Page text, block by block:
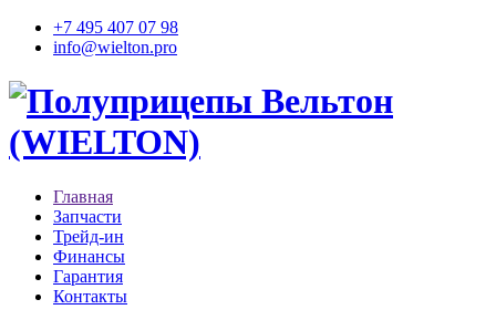
+7 495 407 07 98
info@wielton.pro
Главная
Запчасти
Трейд-ин
Финансы
Гарантия
Контакты